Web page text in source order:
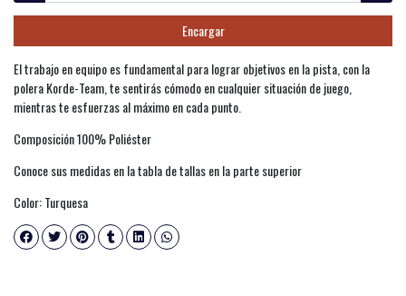
Encargar
El trabajo en equipo es fundamental para lograr objetivos en la pista, con la
polera Korde-Team, te sentirás cómodo en cualquier situación de juego,
mientras te esfuerzas al máximo en cada punto.
Composición 100% Poliéster
Conoce sus medidas en la tabla de tallas en la parte superior
Color: Turquesa